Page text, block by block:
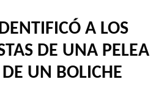
A LOS
DE UNA PELEA
UN BOLICHE